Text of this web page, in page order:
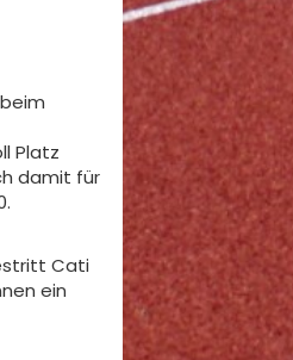
Platz
damit für
Cati
ein